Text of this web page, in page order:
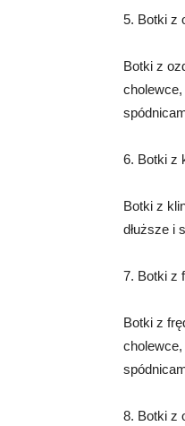
5. Botki z
Botki z
cholewce,
6. Botki z
Botki z
dłuższe i
7. Botki z
Botki z
cholewce,
8. Botki z